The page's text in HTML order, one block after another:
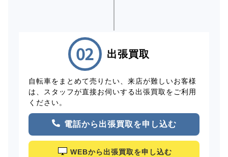
出張買取
自転車をまとめて売りたい、来店が難しいお客様
は、スタッフが直接お伺いする出張買取をご利用
ください。
電話から出張買取を申し込む
WEBから出張買取を申し込む